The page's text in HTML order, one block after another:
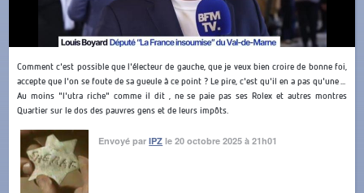
Comment c'est possible que l'électeur de gauche, que je veux bien croire de bonne foi,
accepte que l'on se foute de sa gueule à ce point ? Le pire, c'est qu'il en a pas qu'une ...
Au moins "l'utra riche" comme il dit , ne se paie pas ses Rolex et autres montres
Quartier sur le dos des pauvres gens et de leurs impôts.
Envoyé parIPZ le 20 octobre 2025 à 21h01